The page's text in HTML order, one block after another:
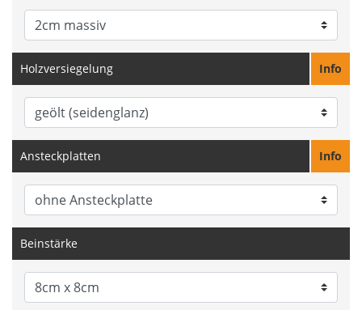
Holzversiegelung Info
Ansteckplatten Info
Beinstärke